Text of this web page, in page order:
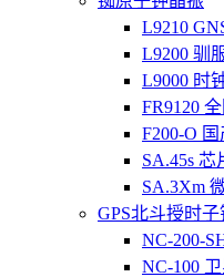
L9210
L9200 驯
L9000 时
FR9120
F200-O
SA.45s
SA.3Xm
GPS北斗授时子
NC-200-
NC-100